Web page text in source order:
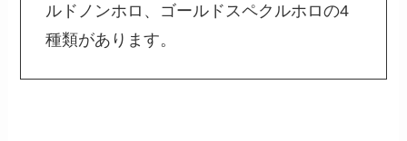
ルドノンホロ、ゴールドスペクルホロの4
種類があります。